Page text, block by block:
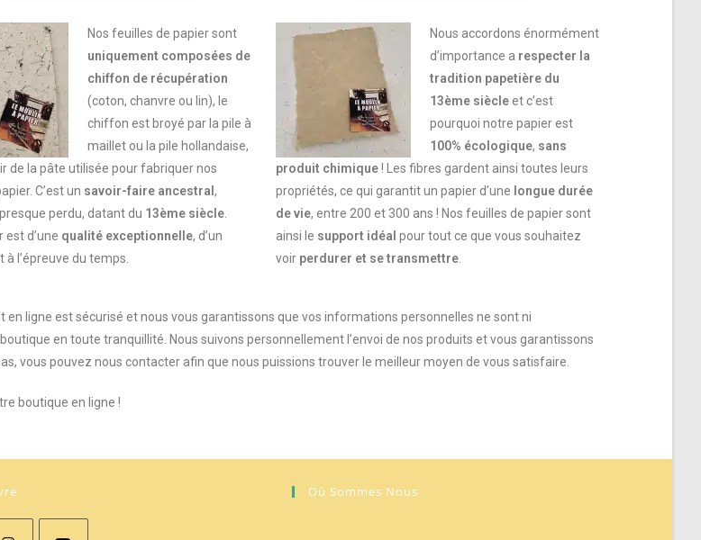
Nos feuilles de papier sont
uniquement composées de
chiffon de récupération
(coton, chanvre ou lin), le
chiffon est broyé par la pile à
maillet ou la pile hollandaise,
de la pâte utilisée pour fabriquer nos
C’est un savoir-faire ancestral ,
perdu, datant du 13ème siècle.
est d’une qualité exceptionnelle, d’un
l’épreuve du temps.
Nous accordons énormément
d’importance a respecter la
tradition papetière du
13ème siècleet c’est
pourquoi notre papier est
100% écologique, sans
produit chimique! Les fibres gardent ainsi toutes leurs
propriétés, ce qui garantit un papier d’une longue durée
de vie, entre 200 et 300 ans ! Nos feuilles de papier sont
ainsi le support idéal pour tout ce que vous souhaitez
voir perdurer et se transmettre.
ligne est sécurisé et nous vous garantissons que vos informations personnelles ne sont ni
en toute tranquillité. Nous suivons personnellement l’envoi de nos produits et vous garantissons
vous pouvez nous contacter afin que nous puissions trouver le meilleur moyen de vous satisfaire.
boutique en ligne !
Où Sommes Nous